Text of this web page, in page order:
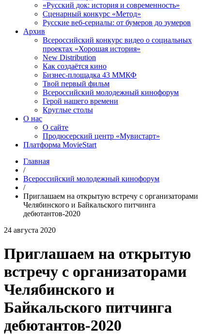
«Русский док: история и современность»
Сценарный конкурс «Метод»
Русские веб-сериалы: от бумеров до зумеров
Архив
Всероссийский конкурс видео о социальных
проектах «Хорошая история»
New Distribution
Как создаётся кино
Бизнес-площадка 43 ММКФ
Твой первый фильм
Всероссийский молодежный кинофорум
Герой нашего времени
Круглые столы
О нас
О сайте
Продюсерский центр «Мувистарт»
Платформа MovieStart
Главная
/
Всероссийский молодежный кинофорум
/
Приглашаем на открытую встречу с организаторами
Челябинского и Байкальского питчинга
дебютантов-2020
24 августа 2020
Приглашаем на открытую
встречу с организаторами
Челябинского и
Байкальского питчинга
дебютантов-2020